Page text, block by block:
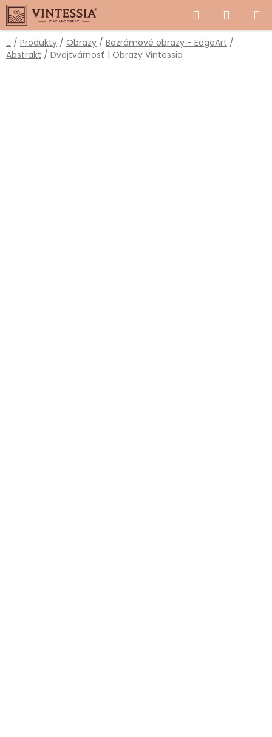
Prejsť
na
obsah
Hľadať
KOŠÍK
Domov
/ Produkty / Obrazy / Bezrámové obrazy - EdgeArt /
Abstrakt / Dvojtvárnosť | Obrazy Vintessia